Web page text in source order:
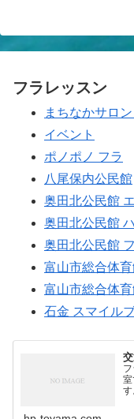
フラレッスン
まちなかサロ
イベント
ポノポノ フラ
八尾保内公民館
奥田北公民館
奥田北公民館
奥田北公民館
富山市総合体
富山市総合体
石金 スマイル
す